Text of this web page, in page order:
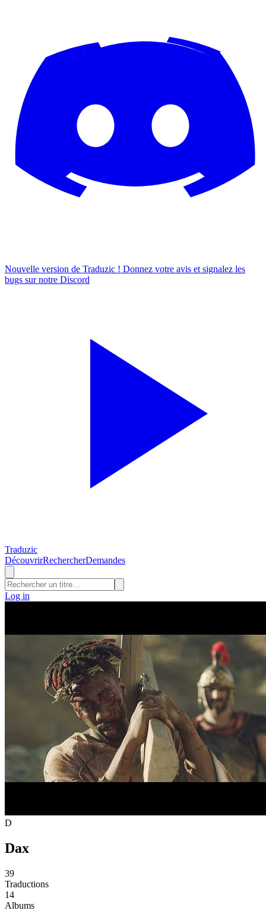
Nouvelle version de Traduzic ! Donnez votre avis et signalez les
bugs sur notre Discord
Traduzic
DécouvrirRechercherDemandes
Log in
D
Dax
39
Traductions
14
Albums